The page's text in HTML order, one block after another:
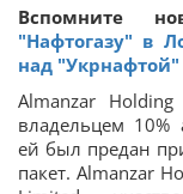
Вспомните
"Нафтогазу" в
над "Укрнафтой"
Almanzar
владельцем 10%
ей был предан
пакет. Almanzar